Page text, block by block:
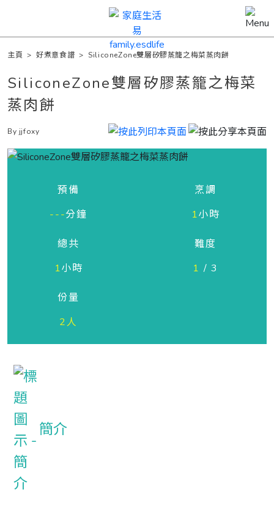
主頁 >好煮意食譜 >SiliconeZone雙層矽膠蒸籠之梅菜蒸肉餅
SiliconeZone雙層矽膠蒸籠之梅菜
蒸肉餅
By jjfoxy
預備
---分鐘
烹調
1小時
總共
1小時
難度
1 / 3
份量
2人
簡介